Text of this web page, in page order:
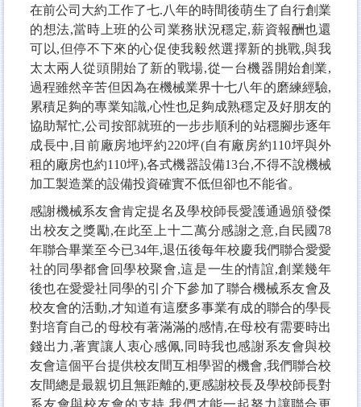
在前公司大約工作了七.八年的時間後萌生了自行創業
的想法,當時上班的公司業務狀況穩定,薪資報酬也還
可以,但停不下來的心促使我毅然選擇新的挑戰,與我
太太兩人從頭開始了新的戰場,從一台機器開始創業,
過程雖然辛苦但因為在機械業界十七八年的磨練經驗,
累積足夠的專業知識,心性也足夠成熟穩定及好朋友的
協助幫忙,公司按部就班的一步步順利的站穩腳步逐年
成長中,目前廠房地坪約220坪(自有廠房約110坪與外
租的廠房也約110坪),各式機器設備13台,不得不說機械
加工製造業的設備投資確實不低但卻也不能省。
感謝機械系友會肯定提名及學校師長愛護通過頒發傑
出校友之獎勵,在此至上十二萬分感謝之意,自民國78
年聯合畢業至今已34年,退伍後每年校慶我們聯合愛愛
社的同學都會回學校聚會,這是一生的情誼,創業幾年
後也在愛愛社同學的引介下參加了聯合機械系友會及
校友會的活動,才知道有這麼多事業有成的聯合的學長
對培育自己的母校有著滿滿的感情,在母校有需要時出
錢出力,著實讓人衷心感佩,同時我也感謝系友會與校
友會這個平台提供校友間互相學習的機會,我們聯合校
友間總是最親切且無距離的,更感謝校長及學校師長對
系友會與校友會的支持,我們才能一起努力讓聯合更